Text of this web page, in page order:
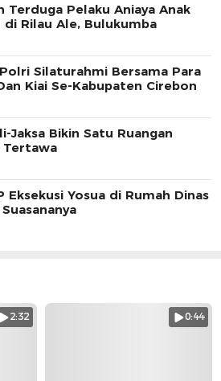
Terduga Pelaku Aniaya Anak
di Rilau Ale, Bulukumba
Silaturahmi Bersama Para
Kiai Se-Kabupaten Cirebon
Jaksa Bikin Satu Ruangan
Tertawa
Eksekusi Yosua di Rumah Dinas
2:32 0:44